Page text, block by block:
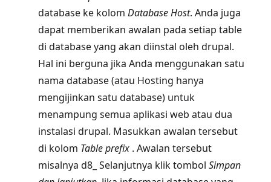
database ke kolom Database Host. Anda juga
dapat memberikan awalan pada setiap table
di database yang akan diinstal oleh drupal.
Hal ini berguna jika Anda menggunakan satu
nama database (atau Hosting hanya
mengijinkan satu database) untuk
menampung semua aplikasi web atau dua
instalasi drupal. Masukkan awalan tersebut
di kolom Table prefix . Awalan tersebut
misalnya d8_ Selanjutnya klik tombol Simpan